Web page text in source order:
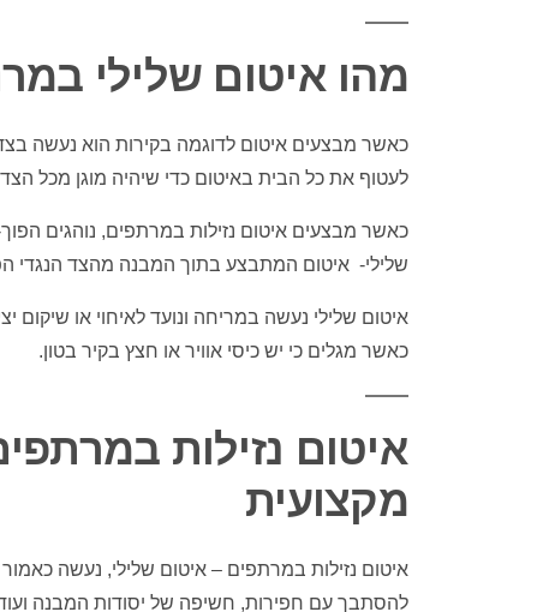
מהו איטום שלילי
כאשר מבצעים איטום לדוגמה בקירות הוא נעשה
לעטוף את כל הבית באיטום כדי שיהיה מוגן מכל
כאשר מבצעים איטום נזילות במרתפים, נוהגים
שלילי- איטום המתבצע בתוך המבנה מהצד הנגדי
איטום שלילי נעשה במריחה ונועד לאיחוי או שיקום
כאשר מגלים כי יש כיסי אוויר או חצץ בקיר בטון.
איטום נזילות
מקצועית
איטום נזילות במרתפים – איטום שלילי, נעשה
להסתבך עם חפירות, חשיפה של יסודות המבנה